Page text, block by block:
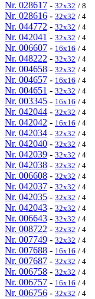
Nr. 028617 - 32x32 / 8
Nr. 028616 - 32x32 / 4
Nr. 044772 - 32x32 / 4
Nr. 042041 - 32x32 / 4
Nr. 006607 - 16x16 / 4
Nr. 048222 - 32x32 / 4
Nr. 004658 - 32x32 / 4
Nr. 004657 - 16x16 / 4
Nr. 004651 - 32x32 / 4
Nr. 003345 - 16x16 / 4
Nr. 042044 - 32x32 / 4
Nr. 042042 - 16x16 / 4
Nr. 042034 - 32x32 / 4
Nr. 042040 - 32x32 / 4
Nr. 042039 - 32x32 / 4
Nr. 042038 - 32x32 / 4
Nr. 006608 - 32x32 / 4
Nr. 042037 - 32x32 / 4
Nr. 042035 - 32x32 / 4
Nr. 042043 - 32x32 / 4
Nr. 006643 - 32x32 / 4
Nr. 008722 - 32x32 / 4
Nr. 007749 - 32x32 / 4
Nr. 007688 - 16x16 / 4
Nr. 007687 - 32x32 / 4
Nr. 006758 - 32x32 / 4
Nr. 006757 - 16x16 / 4
Nr. 006756 - 32x32 / 4